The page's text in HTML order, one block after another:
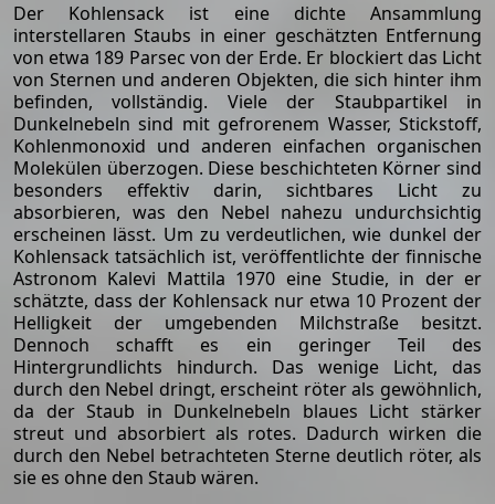
Der Kohlensack ist eine dichte Ansammlung
interstellaren Staubs in einer geschätzten Entfernung
von etwa 189 Parsec von der Erde. Er blockiert das Licht
von Sternen und anderen Objekten, die sich hinter ihm
befinden, vollständig. Viele der Staubpartikel in
Dunkelnebeln sind mit gefrorenem Wasser, Stickstoff,
Kohlenmonoxid und anderen einfachen organischen
Molekülen überzogen. Diese beschichteten Körner sind
besonders effektiv darin, sichtbares Licht zu
absorbieren, was den Nebel nahezu undurchsichtig
erscheinen lässt. Um zu verdeutlichen, wie dunkel der
Kohlensack tatsächlich ist, veröffentlichte der finnische
Astronom Kalevi Mattila 1970 eine Studie, in der er
schätzte, dass der Kohlensack nur etwa 10 Prozent der
Helligkeit der umgebenden Milchstraße besitzt.
Dennoch schafft es ein geringer Teil des
Hintergrundlichts hindurch. Das wenige Licht, das
durch den Nebel dringt, erscheint röter als gewöhnlich,
da der Staub in Dunkelnebeln blaues Licht stärker
streut und absorbiert als rotes. Dadurch wirken die
durch den Nebel betrachteten Sterne deutlich röter, als
sie es ohne den Staub wären.